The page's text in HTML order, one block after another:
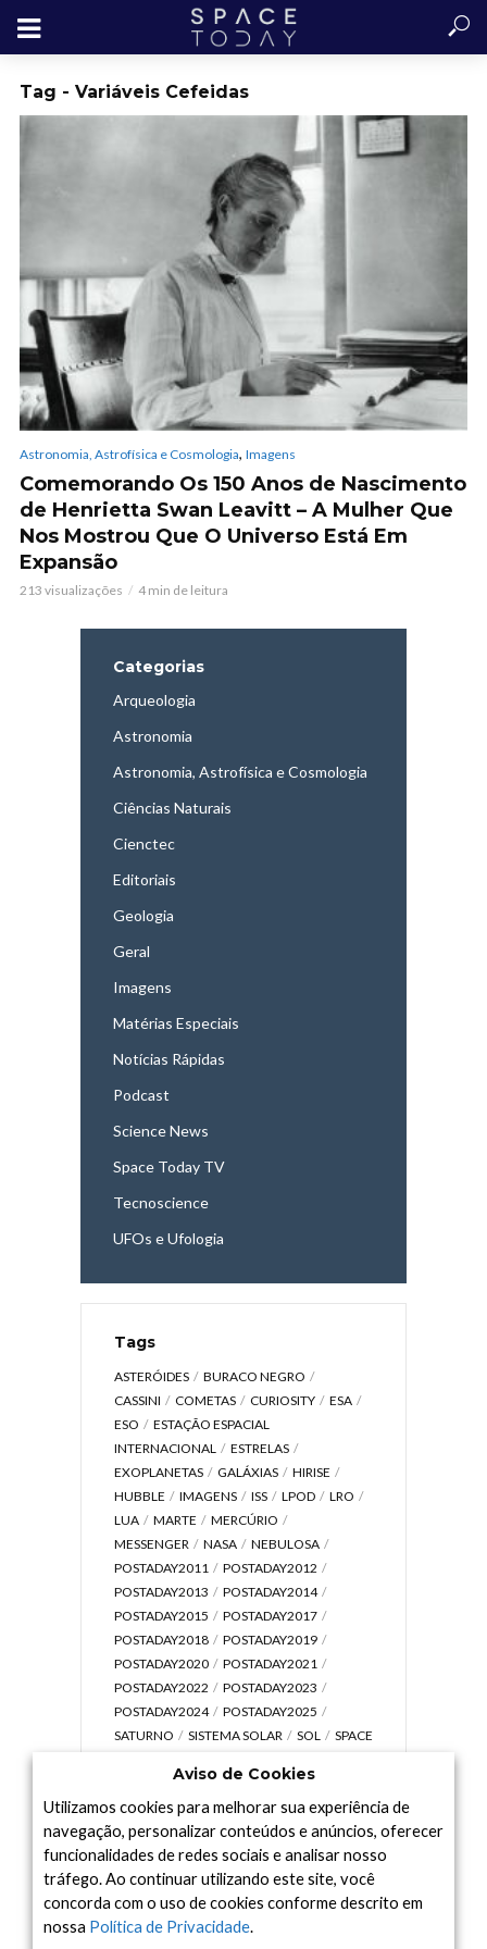
Tag - Variáveis Cefeidas
Astronomia, Astrofísica e Cosmologia, Imagens
Comemorando Os 150 Anos de Nascimento
de Henrietta Swan Leavitt – A Mulher Que
Nos Mostrou Que O Universo Está Em
Expansão
213 visualizações 4 min de leitura
Categorias
Arqueologia
Astronomia
Astronomia, Astrofísica e Cosmologia
Ciências Naturais
Cienctec
Editoriais
Geologia
Geral
Imagens
Matérias Especiais
Notícias Rápidas
Podcast
Science News
Space Today TV
Tecnoscience
UFOs e Ufologia
Tags
ASTERÓIDES
BURACO NEGRO
CASSINI
COMETAS CURIOSITY
ESA
ESO
ESTAÇÃO ESPACIAL
INTERNACIONAL
ESTRELAS
EXOPLANETAS
GALÁXIAS
HIRISE
HUBBLE
IMAGENS ISS LPOD
LRO
LUA
MARTE
MERCÚRIO
MESSENGER
NASA
NEBULOSA
POSTADAY2011
POSTADAY2012
POSTADAY2013
POSTADAY2014
POSTADAY2015
POSTADAY2017
POSTADAY2018
POSTADAY2019
POSTADAY2020
POSTADAY2021
POSTADAY2022
POSTADAY2023
POSTADAY2024
POSTADAY2025
SATURNO
SISTEMA SOLAR SOL
SPACE
UNIVERSO
VÍDEO
Arquivo
Arquivo
Aviso de Cookies
Utilizamos cookies para melhorar sua experiência de
navegação, personalizar conteúdos e anúncios, oferecer
funcionalidades de redes sociais e analisar nosso
tráfego. Ao continuar utilizando este site, você
concorda com o uso de cookies conforme descrito em
nossa Política de Privacidade.